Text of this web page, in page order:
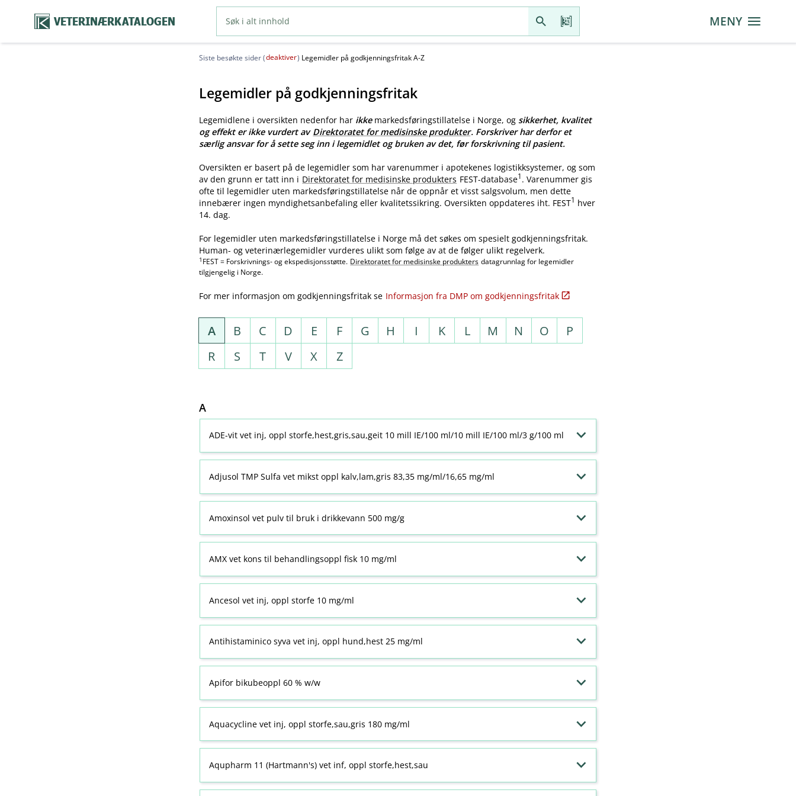
VETERINÆRKATALOGEN MENY
Siste besøkte sider (deaktiver) Legemidler på godkjenningsfritak A-Z
Legemidler på godkjenningsfritak
Legemidlene i oversikten nedenfor har ikkemarkedsføringstillatelse i Norge, og sikkerhet, kvalitet
og effekt er ikke vurdert av Direktoratet for medisinske produkter. Forskriver har derfor et
særlig ansvar for å sette seg inn i legemidlet og bruken av det, før forskrivning til pasient.
Oversikten er basert på de legemidler som har varenummer i apotekenes logistikksystemer, og som
av den grunn er tatt inn i Direktoratet for medisinske produkters FEST-database1. Varenummer gis
ofte til legemidler uten markedsføringstillatelse når de oppnår et visst salgsvolum, men dette
innebærer ingen myndighetsanbefaling eller kvalitetssikring. Oversikten oppdateres iht. FEST1 hver
14. dag.
For legemidler uten markedsføringstillatelse i Norge må det søkes om spesielt godkjenningsfritak.
Human- og veterinærlegemidler vurderes ulikt som følge av at de følger ulikt regelverk.
1 FEST = Forskrivnings- og ekspedisjonsstøtte. Direktoratet for medisinske produkters datagrunnlag for legemidler
tilgjengelig i Norge.
For mer informasjon om godkjenningsfritak se Informasjon fra DMP om godkjenningsfritak
A B C D E F G H I K L M N O
P
R
S T V X Z
A
ADE-vit vet inj, oppl storfe,hest,gris,sau,geit 10 mill IE/100 ml/10 mill IE/100 ml/3 g/100 ml
Adjusol TMP Sulfa vet mikst oppl kalv,lam,gris 83,35 mg/ml/16,65 mg/ml
Amoxinsol vet pulv til bruk i drikkevann 500 mg/g
AMX vet kons til behandlingsoppl fisk 10 mg/ml
Ancesol vet inj, oppl storfe 10 mg/ml
Antihistaminico syva vet inj, oppl hund,hest 25 mg/ml
Apifor bikubeoppl 60 % w​/​w
Aquacycline vet inj, oppl storfe,sau,gris 180 mg/ml
Aqupharm 11 (Hartmann's) vet inf, oppl storfe,hest,sau